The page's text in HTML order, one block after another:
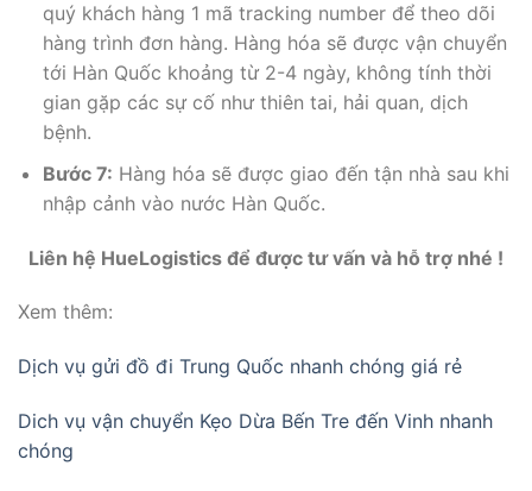
quý khách hàng 1 mã tracking number để theo dõi
hàng trình đơn hàng. Hàng hóa sẽ được vận chuyển
tới Hàn Quốc khoảng từ 2-4 ngày, không tính thời
gian gặp các sự cố như thiên tai, hải quan, dịch
bệnh.
Bước 7: Hàng hóa sẽ được giao đến tận nhà sau khi
nhập cảnh vào nước Hàn Quốc.
Liên hệ HueLogistics để được tư vấn và hỗ trợ nhé !
Xem thêm:
Dịch vụ gửi đồ đi Trung Quốc nhanh chóng giá rẻ
Dich vụ vận chuyển Kẹo Dừa Bến Tre đến Vinh nhanh
chóng